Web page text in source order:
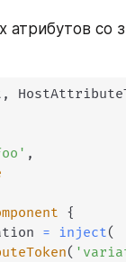
атрибутов
,
,
{
= inject(
(